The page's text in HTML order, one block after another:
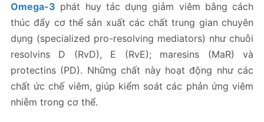
Omega-3 phát huy tác dụng giảm viêm bằng cách
thúc đẩy cơ thể sản xuất các chất trung gian chuyên
dụng (specialized pro-resolving mediators) như chuỗi
resolvins D (RvD), E (RvE); maresins (MaR) và
protectins (PD). Những chất này hoạt động như các
chất ức chế viêm, giúp kiểm soát các phản ứng viêm
nhiễm trong cơ thể.